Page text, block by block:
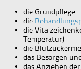
die Grundpflege
die
die
Temperatur)
die
das Besorgen
das Anziehen